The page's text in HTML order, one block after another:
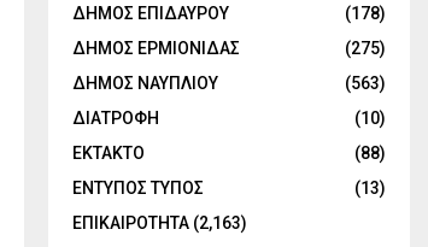
ΔΗΜΟΣ ΕΠΙΔΑΥΡΟΥ
(178)
ΔΗΜΟΣ ΕΡΜΙΟΝΙΔΑΣ
(275)
ΔΗΜΟΣ ΝΑΥΠΛΙΟΥ
(563)
ΔΙΑΤΡΟΦΗ
(10)
ΕΚΤΑΚΤΟ
(88)
ΕΝΤΥΠΟΣ ΤΥΠΟΣ
(13)
ΕΠΙΚΑΙΡΟΤΗΤΑ (2,163)